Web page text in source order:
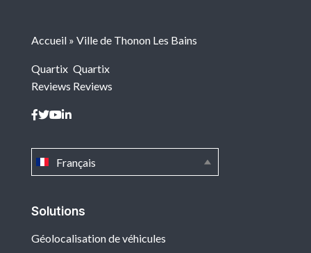
Solutions
Géolocalisation de véhicules
Français
Accueil » Ville de Thonon Les Bains
Quartix
Reviews
Quartix
Reviews